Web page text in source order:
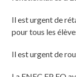
Il est urgent de
pour tous les
Il est urgent de